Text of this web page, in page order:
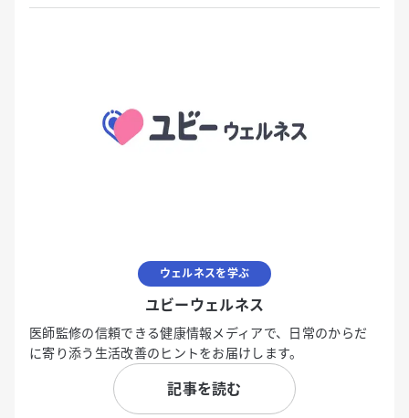
ウェルネスを学ぶ
ユビーウェルネス
医師監修の信頼できる健康情報メディアで、日常のからだ
に寄り添う生活改善のヒントをお届けします。
記事を読む